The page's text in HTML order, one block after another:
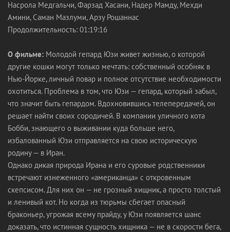
Насрола Медгальчи, Фарзад Хасани, Надер Мамду, Мехди
Амини, Саман Мазлуми, Арзу Рошаннас
Продолжительность: 01:19:16
О фильме: Молодой гепард Юзи живет жизнью, о которой
другие кошки могут только мечтать: собственный особняк в
Нью-Йорке, личный повар и полное отсутствие необходимости
охотиться. Проблема в том, что Юзи — гепард, который забыл,
что значит быть гепардом. Вдохновившись телепередачей, он
решает найти своих сородичей. В компании уличного кота
Бобби, знающего о выживании куда больше него,
избалованный Юзи отправляется на свою историческую
родину — в Иран.
Однако дикая природа Ирана и его суровые родственники
встречают изнеженного «американца» с откровенным
скепсисом. Для них он — не грозный хищник, а просто толстый
и ленивый кот. Но когда из тюрьмы сбегает опасный
браконьер, угрожая всему прайду, у Юзи появляется шанс
доказать, что истинная сущность хищника — не в скорости бега,